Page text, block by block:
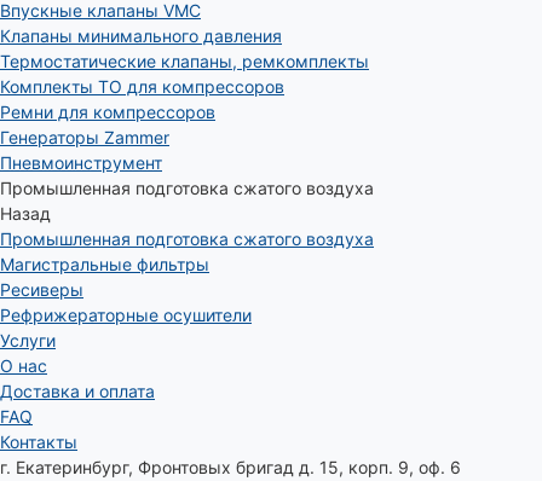
Впускные клапаны VMC
Клапаны минимального давления
Термостатические клапаны, ремкомплекты
Комплекты ТО для компрессоров
Ремни для компрессоров
Генераторы Zammer
Пневмоинструмент
Промышленная подготовка сжатого воздуха
Назад
Промышленная подготовка сжатого воздуха
Магистральные фильтры
Ресиверы
Рефрижераторные осушители
Услуги
О нас
Доставка и оплата
FAQ
Контакты
г. Екатеринбург, Фронтовых бригад д. 15, корп. 9, оф. 6